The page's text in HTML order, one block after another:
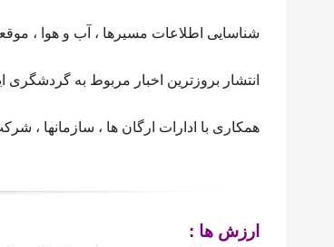
شناسایی اطلاعات مسیرها ، آب و هوا ،
انتشار بروزترین اخبار مربوط به گردشگری
همکاری با ادارات ارگان ها ، سازمانها
ارزش ها :